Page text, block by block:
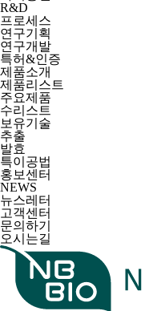
R&D
프로세스
연구기획
연구개발
특허&인증
제품소개
제품리스트
주요제품
수리스트
보유기술
추출
발효
특이공법
홍보센터
NEWS
뉴스레터
고객센터
문의하기
오시는길